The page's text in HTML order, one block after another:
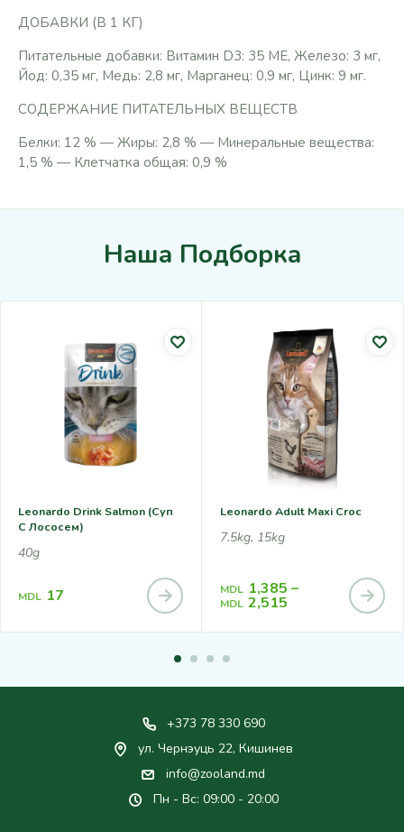
ДОБАВКИ (В 1 КГ)
Питательные добавки: Витамин D3: 35 МЕ, Железо: 3 мг,
Йод: 0,35 мг, Медь: 2,8 мг, Марганец: 0,9 мг, Цинк: 9 мг.
СОДЕРЖАНИЕ ПИТАТЕЛЬНЫХ ВЕЩЕСТВ
Белки: 12 % — Жиры: 2,8 % — Минеральные вещества:
1,5 % — Клетчатка общая: 0,9 %
Наша Подборка
Leonardo Drink Salmon (суп
С Лососем)
40g
MDL 17
Leonardo Adult Maxi Croc
7.5kg, 15kg
MDL 1,385 –
MDL 2,515
+373 78 330 690
ул. Чернэуць 22, Кишинев
info@zooland.md
Пн - Вс: 09:00 - 20:00